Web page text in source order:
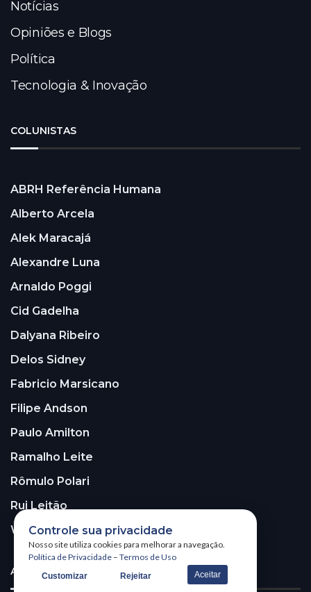
Notícias
Opiniões e Blogs
Política
Tecnologia & Inovação
COLUNISTAS
ABRH Referência Humana
Alberto Arcela
Alek Maracajá
Alexandre Luna
Arnaldo Poggi
Cid Gadelha
Dalyana Ribeiro
Delos Sidney
Fabricio Marsicano
Filipe Andson
Paulo Amilton
Ramalho Leite
Rômulo Polari
Rui Leitão
Walter Santos
ASSINE A NOSSA NEWSLETTER!
Controle sua privacidade
Nosso site utiliza cookies para melhorar a navegação.
Política de Privacidade – Termos de Uso
Customizar Rejeitar Aceitar